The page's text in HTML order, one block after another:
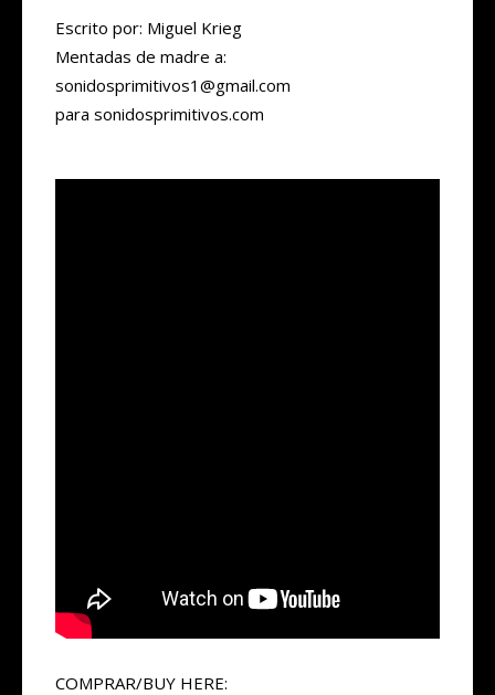
Escrito por: Miguel Krieg
Mentadas de madre a:
sonidosprimitivos1@gmail.com
para sonidosprimitivos.com
COMPRAR/BUY HERE: